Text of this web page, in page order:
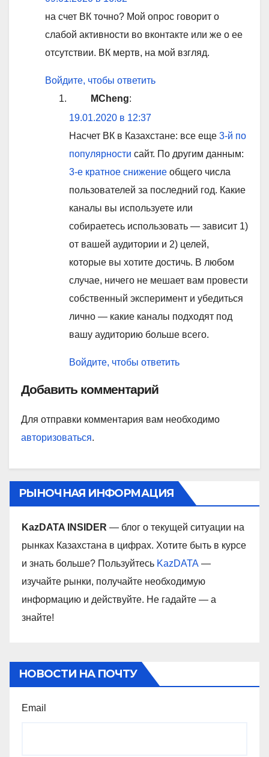
на счет ВК точно? Мой опрос говорит о
слабой активности во вконтакте или же о ее
отсутствии. ВК мертв, на мой взгляд.
Войдите, чтобы ответить
MCheng:
19.01.2020 в 12:37
Насчет ВК в Казахстане: все еще 3-й по
популярности сайт. По другим данным:
3-е кратное снижение общего числа
пользователей за последний год. Какие
каналы вы используете или
собираетесь использовать — зависит 1)
от вашей аудитории и 2) целей,
которые вы хотите достичь. В любом
случае, ничего не мешает вам провести
собственный эксперимент и убедиться
лично — какие каналы подходят под
вашу аудиторию больше всего.
Войдите, чтобы ответить
Добавить комментарий
Для отправки комментария вам необходимо
авторизоваться.
РЫНОЧНАЯ ИНФОРМАЦИЯ
KazDATA INSIDER — блог о текущей ситуации на
рынках Казахстана в цифрах. Хотите быть в курсе
и знать больше? Пользуйтесь KazDATA —
изучайте рынки, получайте необходимую
информацию и действуйте. Не гадайте — а
знайте!
НОВОСТИ НА ПОЧТУ
Email